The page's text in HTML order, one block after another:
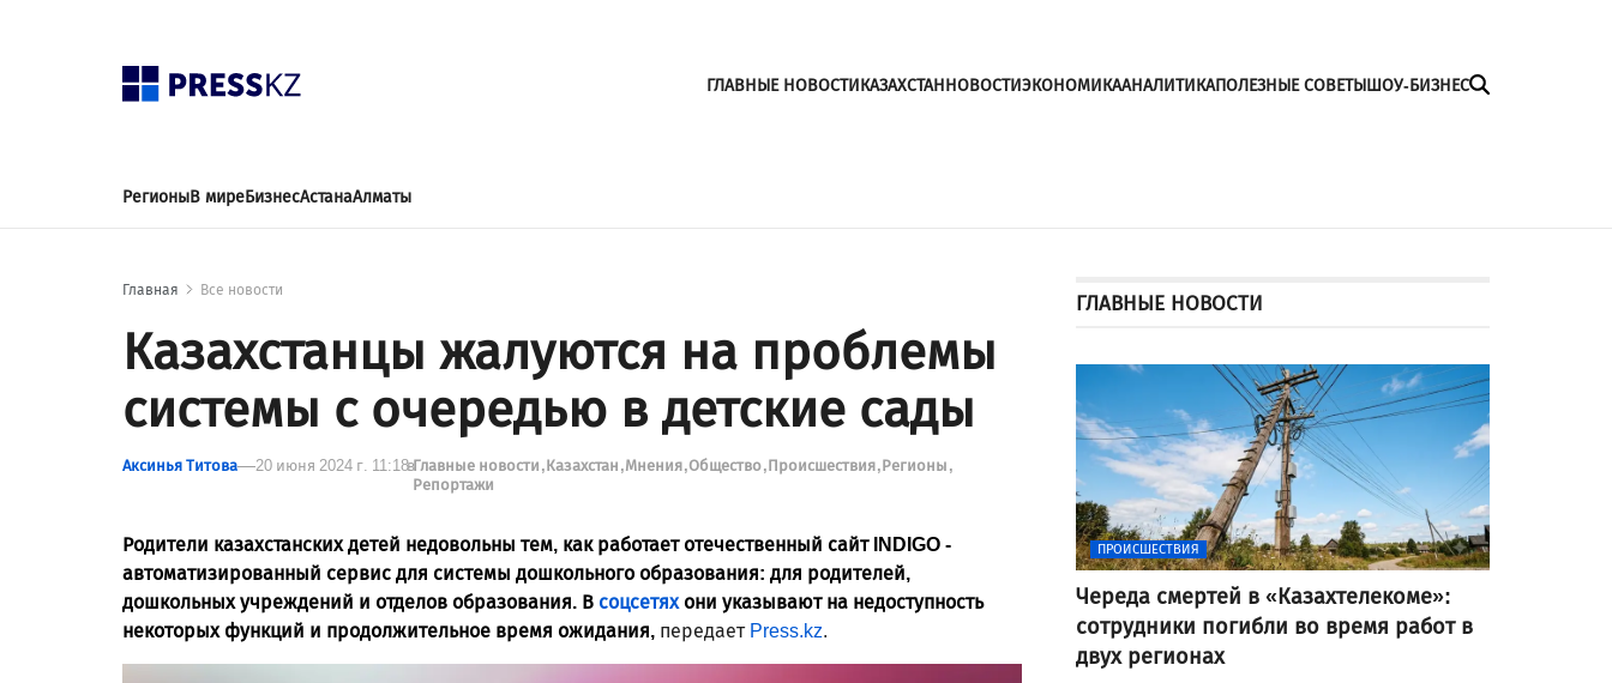
ГЛАВНЫЕ НОВОСТИКАЗАХСТАННОВОСТИЭКОНОМИКААНАЛИТИКАПОЛЕЗНЫЕ СОВЕТЫШОУ-БИЗНЕС
РегионыВ миреБизнесАстанаАлматы
Главная Все новости
Казахстанцы жалуются на проблемы
системы с очередью в детские сады
Аксинья Титова 20 июня 2024 г. 11:18вГлавные новости Казахстан МненияОбщество Происшествия Регионы
Репортажи
Родители казахстанских детей недовольны тем, как работает отечественный сайт INDIGO -
автоматизированный сервис для системы дошкольного образования: для родителей,
дошкольных учреждений и отделов образования. В соцсетяхони указывают на недоступность
некоторых функций и продолжительное время ожидания, передает Press.kz.
ГЛАВНЫЕ НОВОСТИ
ПРОИСШЕСТВИЯ
Череда смертей в «Казахтелекоме»:
сотрудники погибли во время работ в
двух регионах